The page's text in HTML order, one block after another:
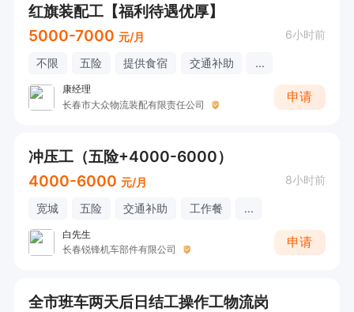
红旗装配工【福利待遇优厚】
5000-7000 元/月 6小时前
不限 五险 提供食宿 交通补助 ...
康经理
长春市大众物流装配有限责任公司
申请
冲压工（五险+4000-6000）
4000-6000 元/月 8小时前
宽城 五险 交通补助 工作餐 ...
白先生
长春锐锋机车部件有限公司
申请
全市班车两天后日结工操作工物流岗